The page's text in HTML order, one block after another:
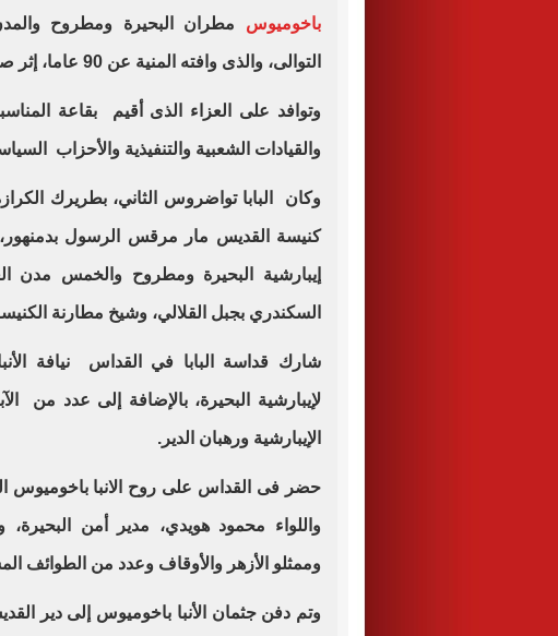
باخوميوس مطران البحيرة ومطروح
التوالى، والذى وافته المنية عن 90 عاما، إثر صراع مع المرض.
وتوافد على العزاء الذى أقيم بقاعة
والقيادات الشعبية والتنفيذية والأحزاب
وكان البابا تواضروس الثاني، بطريرك
كنيسة القديس مار مرقس الرسول
إيبارشية البحيرة ومطروح والخمس مدن
السكندري بجبل القلالي، وشيخ مطارنة
شارك قداسة البابا في القداس نيافة
لإيبارشية البحيرة، بالإضافة إلى عدد من
الإيبارشية ورهبان الدير.
حضر فى القداس على روح الانبا باخوميوس
واللواء محمود هويدي، مدير أمن البحيرة،
وممثلو الأزهر والأوقاف وعدد من الطوائف
وتم دفن جثمان الأنبا باخوميوس إلى دير